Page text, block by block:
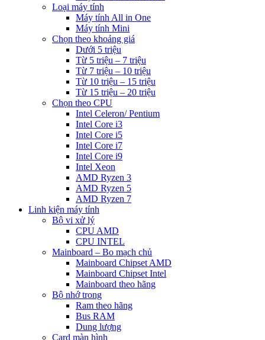
Loại máy tính
Máy tính All in One
Máy tính Mini
Chọn theo khoảng giá
Dưới 5 triệu
Từ 5 triệu – 7 triệu
Từ 7 triệu – 10 triệu
Từ 10 triệu – 15 triệu
Từ 15 triệu – 20 triệu
Chọn theo CPU
Intel Celeron/ Pentium
Intel Core i3
Intel Core i5
Intel Core i7
Intel Core i9
Intel Xeon
AMD Ryzen 3
AMD Ryzen 5
AMD Ryzen 7
Linh kiện máy tính
Bộ vi xử lý
CPU AMD
CPU INTEL
Mainboard – Bo mạch chủ
Mainboard Chipset AMD
Mainboard Chipset Intel
Mainboard theo hãng
Bộ nhớ trong
Ram theo hãng
Bus RAM
Dung lượng
Card màn hình